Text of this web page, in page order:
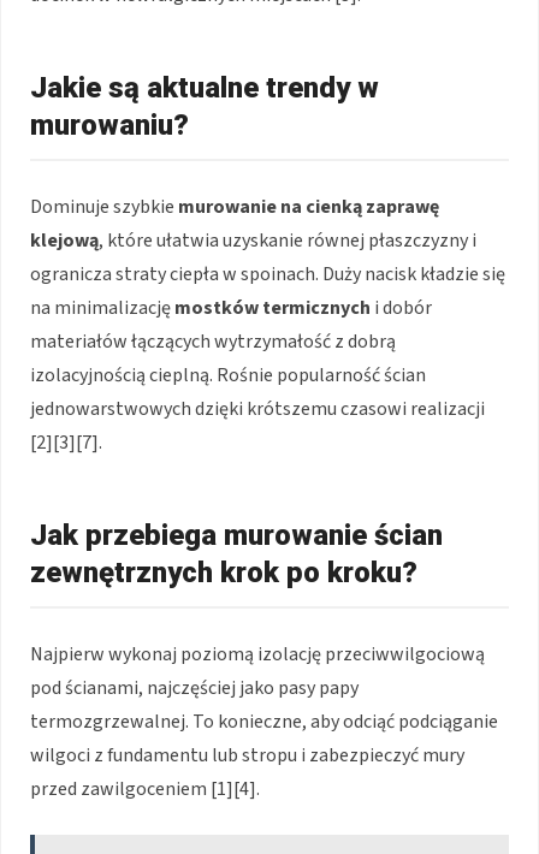
Jakie są aktualne trendy w
murowaniu?
Dominuje szybkie murowanie na cienką zaprawę
klejową, które ułatwia uzyskanie równej płaszczyzny i
ogranicza straty ciepła w spoinach. Duży nacisk kładzie się
na minimalizacjęmostków termicznych i dobór
materiałów łączących wytrzymałość z dobrą
izolacyjnością cieplną. Rośnie popularność ścian
jednowarstwowych dzięki krótszemu czasowi realizacji
[2][3][7].
Jak przebiega murowanie ścian
zewnętrznych krok po kroku?
Najpierw wykonaj poziomą izolację przeciwwilgociową
pod ścianami, najczęściej jako pasy papy
termozgrzewalnej. To konieczne, aby odciąć podciąganie
wilgoci z fundamentu lub stropu i zabezpieczyć mury
przed zawilgoceniem [1][4].